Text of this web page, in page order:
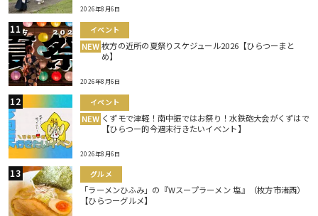
2026年8月6日
イベント
NEW 枚方の近所の夏祭りスケジュール2026【ひらつーまと
め】
2026年8月6日
イベント
NEW くずモで津軽！南中振ではお祭り！水鉄砲大会がくずはで
【ひらつー的今週末行きたいイベント】
2026年8月6日
グルメ
「ラーメンひふみ」の『Wスープラーメン 塩』（枚方市渚西）
【ひらつーグルメ】